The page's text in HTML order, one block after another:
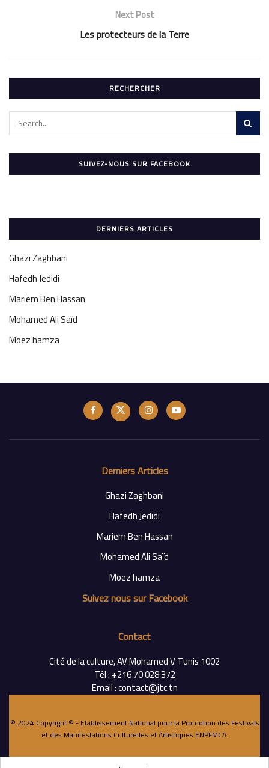
Next Post
Les protecteurs de la Terre
RECHERCHER
SUIVEZ-NOUS SUR FACEBOOK
DERNIERS ARTICLES
Ghazi Zaghbani
Hafedh Jedidi
Mariem Ben Hassan
Mohamed Ali Saïd
Moez hamza
Derniers Articles
Ghazi Zaghbani
Hafedh Jedidi
Mariem Ben Hassan
Mohamed Ali Saïd
Moez hamza
Suivez nous sur Facebook
Contact
Cité de la culture, AV Mohamed V Tunis 1002
Tél : +216 70 028 372
Email : contact@jtc.tn
© 2024 Copyright © - Etablissement National pour la Promotion des Festivals
et des Manifestations Culturelles et Artistiques ENPFMCA.